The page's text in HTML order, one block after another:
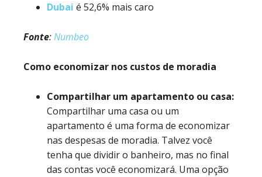
Dubai é 52,6% mais caro
Fonte:Numbeo
Como economizar nos custos de moradia
Compartilhar um apartamento ou casa:
Compartilhar uma casa ou um
apartamento é uma forma de economizar
nas despesas de moradia. Talvez você
tenha que dividir o banheiro, mas no final
das contas você economizará. Uma opção